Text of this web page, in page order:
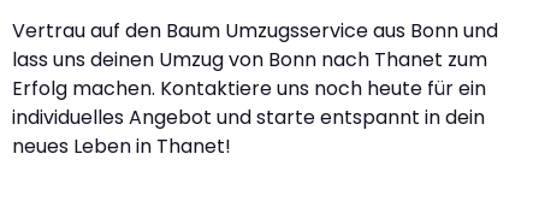
Vertrau auf den Baum Umzugsservice aus Bonn und
lass uns deinen Umzug von Bonn nach Thanet zum
Erfolg machen. Kontaktiere uns noch heute für ein
individuelles Angebot und starte entspannt in dein
neues Leben in Thanet!